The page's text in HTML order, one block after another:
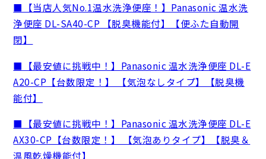
■【当店人気No.1温水洗浄便座！】Panasonic 温水洗
浄便座 DL-SA40-CP 【脱臭機能付】【便ふた自動開
閉】
■【最安値に挑戦中！】Panasonic 温水洗浄便座 DL-E
A20-CP【台数限定！】 【気泡なしタイプ】【脱臭機
能付】
■【最安値に挑戦中！】Panasonic 温水洗浄便座 DL-E
AX30-CP【台数限定！】 【気泡ありタイプ】【脱臭＆
温風乾燥機能付】